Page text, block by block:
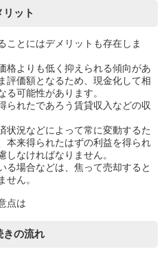
ット
ことにはデメリットも存在しま
格よりも低く抑えられる傾向があ
評価額となるため、現金化して相
可能性があります。
られたであろう賃貸収入などの収
状況などによって常に変動するた
本来得られたはずの利益を得られ
なければなりません。
る場合などは、焦って売却すると
せん。
点は
きの流れ